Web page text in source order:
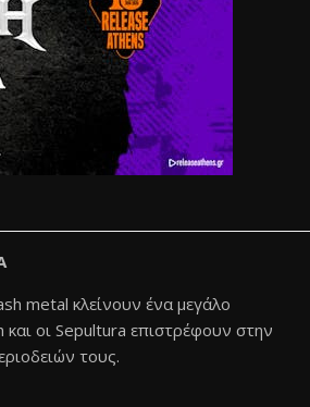
metal κλείνουν ένα μεγάλο
οι Sepultura επιστρέφουν στην
τους.